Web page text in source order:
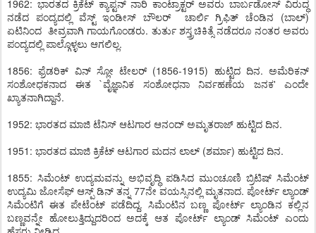
1962: ಭಾರತದ ಕ್ರಿಕೆಟ್ ಕ್ಯಾಪ್ಟನ್ ನಾರಿ ಕಾಂಟ್ರಾಕ್ಟರ್ ಅವರು ಬಾರ್ಬಡೋಸ್ ವಿರುದ್ಧ
ನಡೆದ ಪಂದ್ಯದಲ್ಲಿ ವೆಸ್ಟ್ ಇಂಡೀಸ್ ಬೌಲರ್ ಚಾರ್ಲಿ ಗ್ರಿಫಿತ್ ಚೆಂಡಿನ (ಬಾಲ್)
ಏಟಿನಿಂದ ತೀವ್ರವಾಗಿ ಗಾಯಗೊಂಡರು. ತುರ್ತು ಶಸ್ತ್ರಚಿಕಿತ್ಸೆ ನಡೆದರೂ ನಂತರ ಅವರು
ಪಂದ್ಯದಲ್ಲಿ ಪಾಲ್ಗೊಳ್ಳಲು ಆಗಲಿಲ್ಲ.
1856: ಫ್ರೆಡರಿಕ್ ವಿನ್ ಸ್ಲೋ ಟೇಲರ್ (1856-1915) ಹುಟ್ಟಿದ ದಿನ. ಅಮೆರಿಕನ್
ಸಂಶೋಧಕನಾದ ಈತ `ವೈಜ್ಞಾನಿಕ ಸಂಶೋಧನಾ ನಿರ್ವಹಣೆಯ ಜನಕ' ಎಂದೇ
ಖ್ಯಾತನಾಗಿದ್ದಾನೆ.
1952: ಭಾರತದ ಮಾಜಿ ಟೆನಿಸ್ ಆಟಗಾರ ಆನಂದ್ ಅಮೃತರಾಜ್ ಹುಟ್ಟಿದ ದಿನ.
1951: ಭಾರತದ ಮಾಜಿ ಕ್ರಿಕೆಟ್ ಆಟಗಾರ ಮದನ ಲಾಲ್ (ಶರ್ಮಾ) ಹುಟ್ಟಿದ ದಿನ.
1855: ಸಿಮೆಂಟ್ ಉದ್ಯಮವನ್ನು ಅಭಿವೃದ್ಧಿ ಪಡಿಸಿದ ಮುಂಚೂಣಿ ಬ್ರಿಟಿಷ್ ಸಿಮೆಂಟ್
ಉದ್ಯಮಿ ಜೋಸೆಫ್ ಆಸ್ಪ್ ಡಿನ್ ತನ್ನ 77ನೇ ವಯಸ್ಸಿನಲ್ಲಿ ಮೃತನಾದ. ಪೋರ್ಟ್ ಲ್ಯಾಂಡ್
ಸಿಮೆಂಟಿಗೆ ಈತ ಪೇಟೆಂಟ್ ಪಡೆದಿದ್ದ. ಸಿಮೆಂಟಿನ ಬಣ್ಣ ಪೋರ್ಟ್ ಲ್ಯಾಂಡಿನ ಕಲ್ಲಿನ
ಬಣ್ಣವನ್ನೇ ಹೋಲುತ್ತಿದ್ದುದರಿಂದ ಅದಕ್ಕೆ ಆತ ಪೋರ್ಟ್ ಲ್ಯಾಂಡ್ ಸಿಮೆಂಟ್ ಎಂದು